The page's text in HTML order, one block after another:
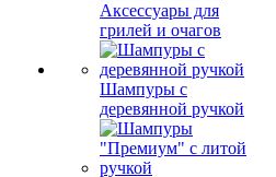
Аксессуары для
грилей и очагов
Шампуры с
деревянной ручкой